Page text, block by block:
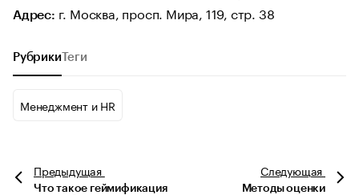
Адрес: г. Москва, просп. Мира, 119, стр. 38
Рубрики Теги
Менеджмент и HR
Предыдущая
Что такое геймификация
Следующая
Методы оценки